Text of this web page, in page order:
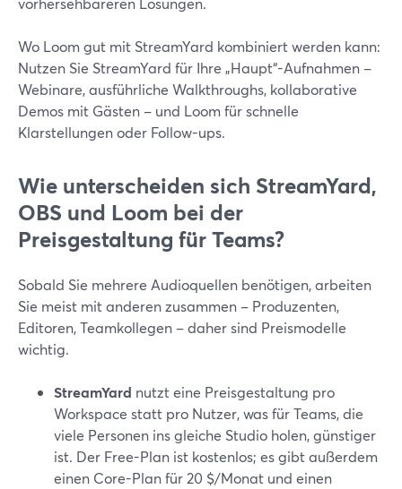
Wo Loom gut mit StreamYard kombiniert werden kann:
Nutzen Sie StreamYard für Ihre „Haupt“-Aufnahmen –
Webinare, ausführliche Walkthroughs, kollaborative
Demos mit Gästen – und Loom für schnelle
Klarstellungen oder Follow-ups.
Wie unterscheiden sich StreamYard,
OBS und Loom bei der
Preisgestaltung für Teams?
Sobald Sie mehrere Audioquellen benötigen, arbeiten
Sie meist mit anderen zusammen – Produzenten,
Editoren, Teamkollegen – daher sind Preismodelle
wichtig.
StreamYard nutzt eine Preisgestaltung pro
Workspace statt pro Nutzer, was für Teams, die
viele Personen ins gleiche Studio holen, günstiger
ist. Der Free-Plan ist kostenlos; es gibt außerdem
einen Core-Plan für 20 $/Monat und einen